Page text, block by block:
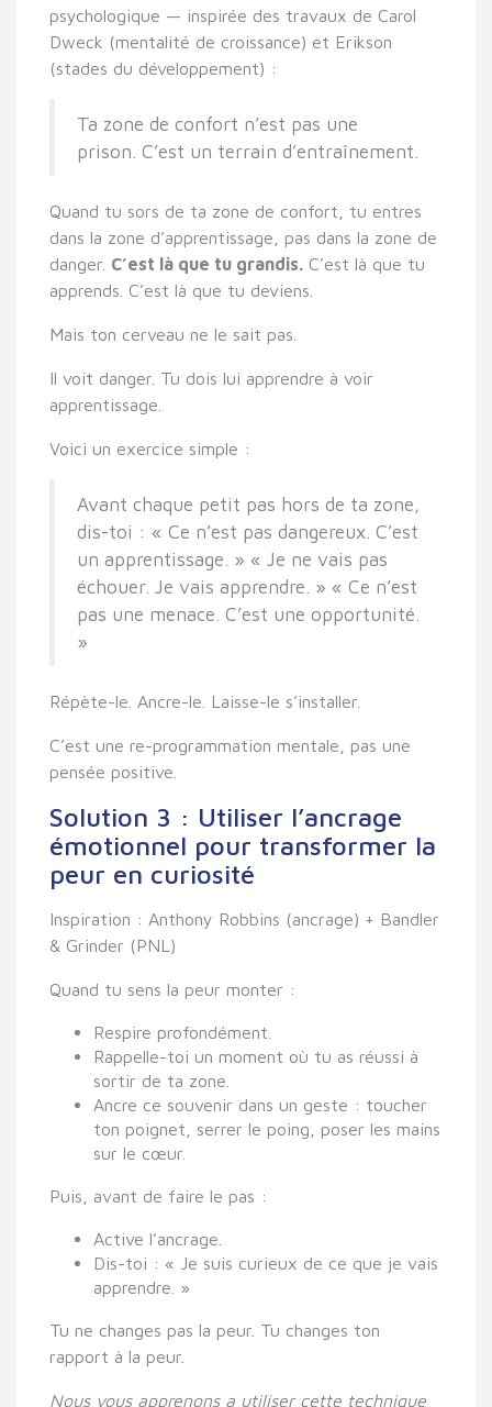
psychologique — inspirée des travaux de Carol
Dweck (mentalité de croissance) et Erikson
(stades du développement) :
Ta zone de confort n’est pas une
prison. C’est un terrain d’entraînement.
Quand tu sors de ta zone de confort, tu entres
dans la zone d’apprentissage, pas dans la zone de
danger. C’est là que tu grandis.
C’est là que tu
apprends. C’est là que tu deviens.
Mais ton cerveau ne le sait pas.
Il voit danger. Tu dois lui apprendre à voir
apprentissage.
Voici un exercice simple :
Avant chaque petit pas hors de ta zone,
dis-toi : « Ce n’est pas dangereux. C’est
un apprentissage. » « Je ne vais pas
échouer. Je vais apprendre. » « Ce n’est
pas une menace. C’est une opportunité.
»
Répète-le. Ancre-le. Laisse-le s’installer.
C’est une re-programmation mentale, pas une
pensée positive.
Solution 3 : Utiliser l’ancrage
émotionnel pour transformer la
peur en curiosité
Inspiration : Anthony Robbins (ancrage) + Bandler
& Grinder (PNL)
Quand tu sens la peur monter :
Respire profondément.
Rappelle-toi un moment où tu as réussi à
sortir de ta zone.
Ancre ce souvenir dans un geste : toucher
ton poignet, serrer le poing, poser les mains
sur le cœur.
Puis, avant de faire le pas :
Active l’ancrage.
Dis-toi : « Je suis curieux de ce que je vais
apprendre. »
Tu ne changes pas la peur. Tu changes ton
rapport à la peur.
Nous vous apprenons a utiliser cette technique